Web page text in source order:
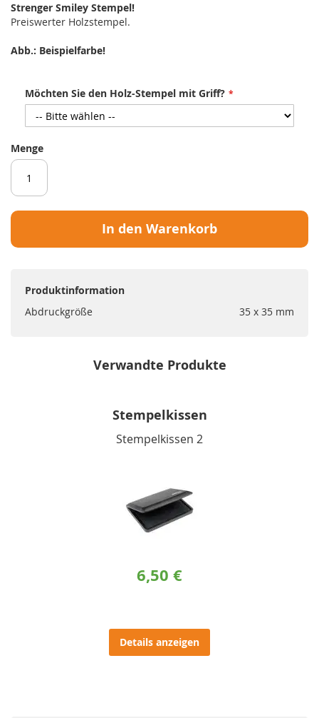
Strenger Smiley Stempel!
Preiswerter Holzstempel.
Abb.: Beispielfarbe!
Möchten Sie den Holz-Stempel mit Griff?
Menge
In den Warenkorb
Produktinformation
Abdruckgröße
35 x 35 mm
Verwandte Produkte
Stempelkissen
Stempelkissen 2
6,50 €
Details anzeigen